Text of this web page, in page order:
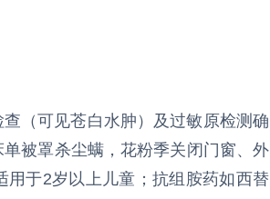
（可见苍白水肿）及过敏原检测确
被罩杀尘螨，花粉季关闭门窗、外
用于2岁以上儿童；抗组胺药如西替